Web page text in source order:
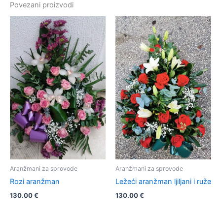
Povezani proizvodi
Aranžmani za sprovode
Rozi aranžman
130.00€
Aranžmani za sprovode
Ležeći aranžman ljiljani i ruže
130.00€